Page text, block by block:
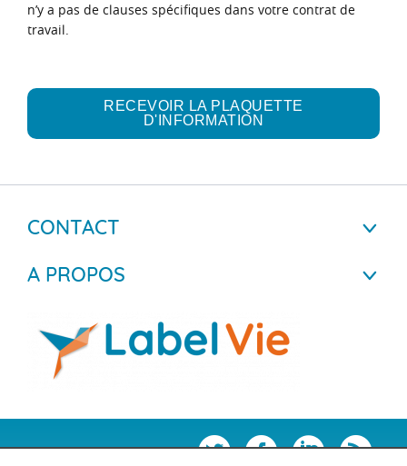
n’y a pas de clauses spécifiques dans votre contrat de
travail.
RECEVOIR LA PLAQUETTE
D'INFORMATION
CONTACT
A PROPOS